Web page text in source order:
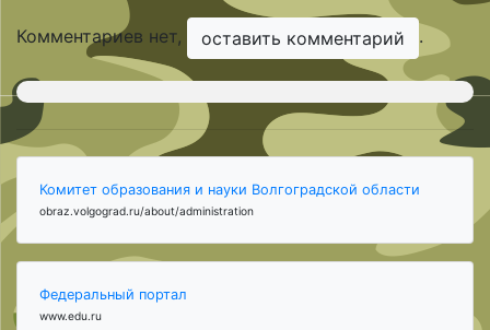
Комментариев нет, оставить комментарий .
Комитет образования и науки Волгоградской области
obraz.volgograd.ru/about/administration
Федеральный портал
www.edu.ru